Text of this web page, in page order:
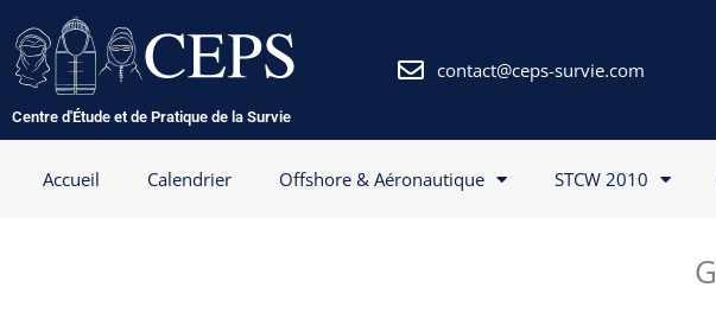
au
contenu
Centre d'Étude et de Pratique de la Survie
contact@ceps-survie.com
Accueil Calendrier Offshore & Aéronautique STCW 2010